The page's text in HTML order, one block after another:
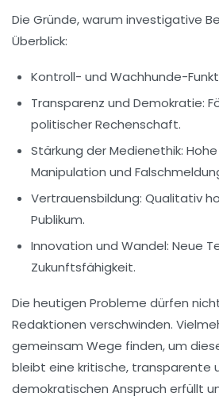
Die Gründe, warum investigative
Überblick:
Kontroll- und Wachhunde-
Transparenz und Demokratie:
politischer Rechenschaft.
Stärkung der Medienethik:
Manipulation und
Vertrauensbildung: Qualitativ
Publikum.
Innovation und Wandel: Neue
Zukunftsfähigkeit.
Die heutigen Probleme dürfen
Redaktionen verschwinden.
gemeinsam Wege finden, um
bleibt eine kritische, transparente
demokratischen Anspruch erfüllt